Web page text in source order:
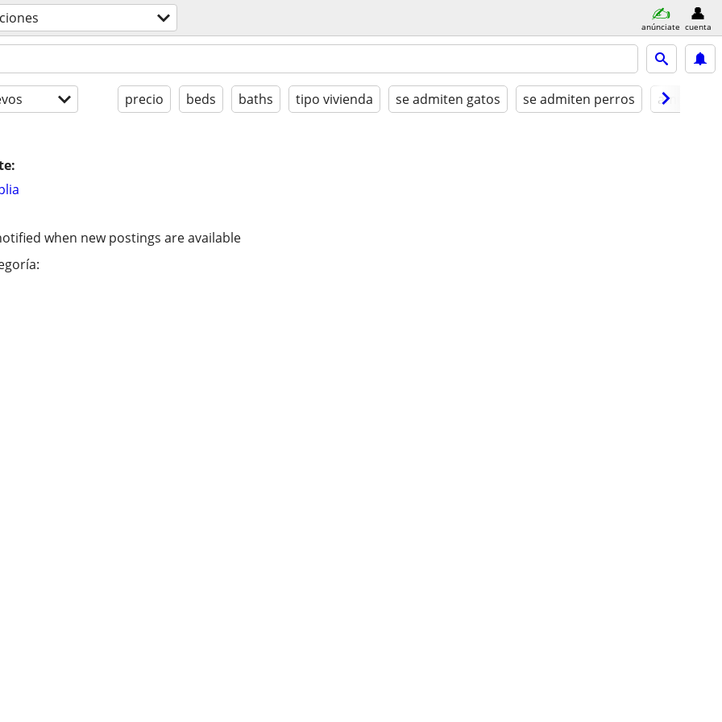
anúnciate cuenta
precio beds baths tipo vivienda se admiten gatos se admiten perros
when new postings are available